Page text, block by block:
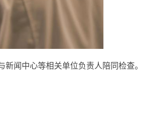
闻中心等相关单位负责人陪同检查。